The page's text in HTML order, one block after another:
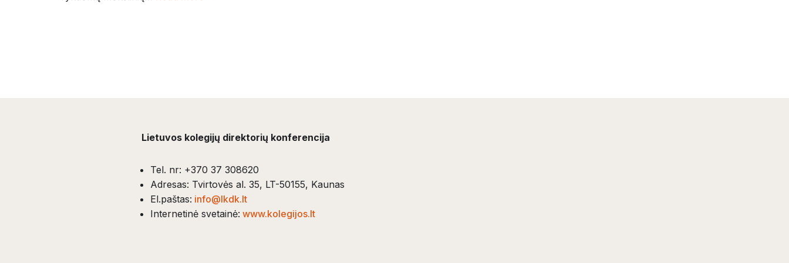
Lietuvos kolegijų direktorių konferencija
Tel. nr: +370 37 308620
Adresas: Tvirtovės al. 35, LT-50155, Kaunas
El.paštas: info@lkdk.lt
Internetinė svetainė: www.kolegijos.lt